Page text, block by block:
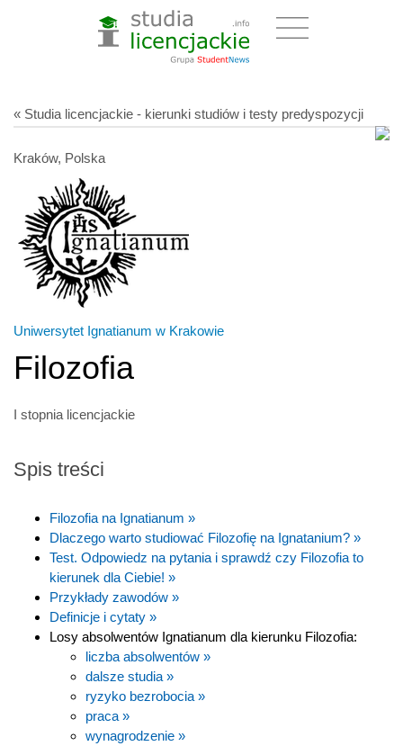
« Studia licencjackie - kierunki studiów i testy predyspozycji
Kraków, Polska
Uniwersytet Ignatianum w Krakowie
Filozofia
I stopnia licencjackie
Spis treści
Filozofia na Ignatianum »
Dlaczego warto studiować Filozofię na Ignatanium? »
Test. Odpowiedz na pytania i sprawdź czy Filozofia to
kierunek dla Ciebie! »
Przykłady zawodów »
Definicje i cytaty »
Losy absolwentów Ignatianum dla kierunku Filozofia:
liczba absolwentów »
dalsze studia »
ryzyko bezrobocia »
praca »
wynagrodzenie »